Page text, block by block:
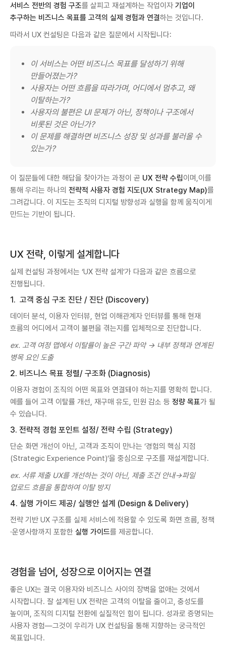
서비스 전반의 경험 구조를 살피고 재설계하는 작업이자 기업이
추구하는 비즈니스 목표를 고객의 실제 경험과 연결하는 것입니다.
따라서 UX 컨설팅은 다음과 같은 질문에서 시작됩니다:
이 서비스는 어떤 비즈니스 목표를 달성하기 위해
만들어졌는가?
사용자는 어떤 흐름을 따라가며, 어디에서 멈추고, 왜
이탈하는가?
사용자의 불편은 UI 문제가 아닌, 정책이나 구조에서
비롯된 것은 아닌가?
이 문제를 해결하면 비즈니스 성장 및 성과를 불러올 수
있는가?
이 질문들에 대한 해답을 찾아가는 과정이 곧 UX 전략 수립이며,이를
통해 우리는 하나의 전략적 사용자 경험 지도(UX Strategy Map)를
그려갑니다. 이 지도는 조직의 디지털 방향성과 실행을 함께 움직이게
만드는 기반이 됩니다.
UX 전략, 이렇게 설계합니다
실제 컨설팅 과정에서는 ‘UX 전략 설계’가 다음과 같은 흐름으로
진행됩니다.
1. 고객 중심 구조 진단 / 진단 (Discovery)
데이터 분석, 이용자 인터뷰, 현업 이해관계자 인터뷰를 통해 현재
흐름의 어디에서 고객이 불편을 겪는지를 입체적으로 진단합니다.
ex. 고객 여정 맵에서 이탈률이 높은 구간 파악 → 내부 정책과 연계된
병목 요인 도출
2. 비즈니스 목표 정렬/ 구조화 (Diagnosis)
이용자 경험이 조직의 어떤 목표와 연결돼야 하는지를 명확히 합니다.
예를 들어 고객 이탈률 개선, 재구매 유도, 민원 감소 등 정량 목표가 될
수 있습니다.
3. 전략적 경험 포인트 설정/ 전략 수립 (Strategy)
단순 화면 개선이 아닌, 고객과 조직이 만나는 ‘경험의 핵심 지점
(Strategic Experience Point)’을 중심으로 구조를 재설계합니다.
ex. 서류 제출 UX를 개선하는 것이 아닌, 제출 조건 안내→파일
업로드 흐름을 통합하여 이탈 방지
4. 실행 가이드 제공/ 실행안 설계 (Design & Delivery)
전략 기반 UX 구조를 실제 서비스에 적용할 수 있도록 화면 흐름, 정책
·운영사항까지 포함한 실행 가이드를 제공합니다.
경험을 넘어, 성장으로 이어지는 연결
좋은 UX는 결국 이용자와 비즈니스 사이의 장벽을 없애는 것에서
시작합니다. 잘 설계된 UX 전략은 고객의 이탈을 줄이고, 충성도를
높이며, 조직의 디지털 전환에 실질적인 힘이 됩니다. 성과로 증명되는
사용자 경험—그것이 우리가 UX 컨설팅을 통해 지향하는 궁극적인
목표입니다.